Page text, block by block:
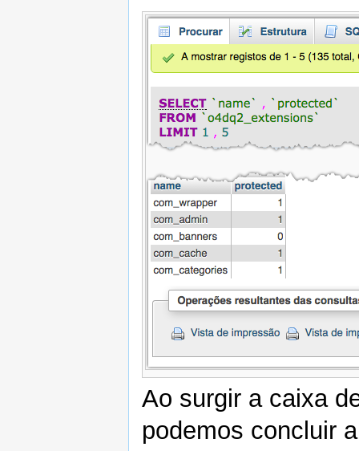
Ao surgir a caixa
podemos concluir